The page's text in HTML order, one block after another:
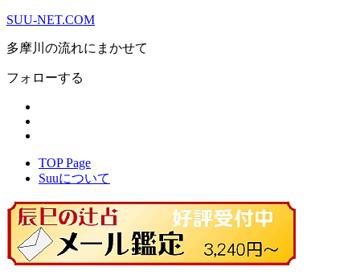
SUU-NET.COM
多摩川の流れにまかせて
フォローする
TOP Page
Suuについて